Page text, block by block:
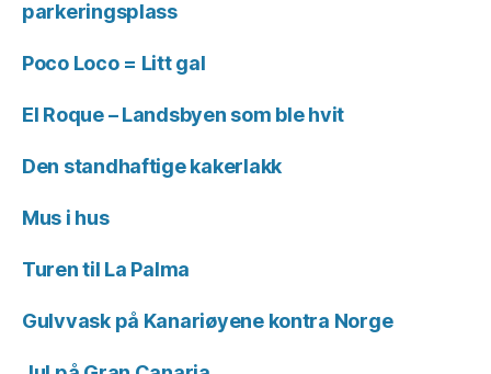
parkeringsplass
Poco Loco = Litt gal
El Roque – Landsbyen som ble hvit
Den standhaftige kakerlakk
Mus i hus
Turen til La Palma
Gulvvask på Kanariøyene kontra Norge